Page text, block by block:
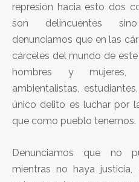
represión hacia esto dos
son delincuentes
denunciamos que en las
cárceles del mundo de
hombres y mujeres,
ambientalistas,
único delito es luchar por
que como pueblo tenemos.
Denunciamos que no
mientras no haya